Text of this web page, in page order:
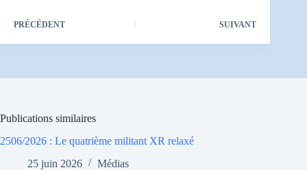
PRÉCÉDENT SUIVANT
Publications similaires
2506/2026 : Le quatrième militant XR relaxé
25 juin 2026
Médias